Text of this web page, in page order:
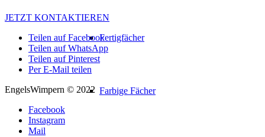
Fertigfächer
Farbige Fächer
JETZT KONTAKTIEREN
Teilen auf Facebook
Teilen auf WhatsApp
Teilen auf Pinterest
Per E-Mail teilen
EngelsWimpern © 2022
Facebook
Instagram
Mail